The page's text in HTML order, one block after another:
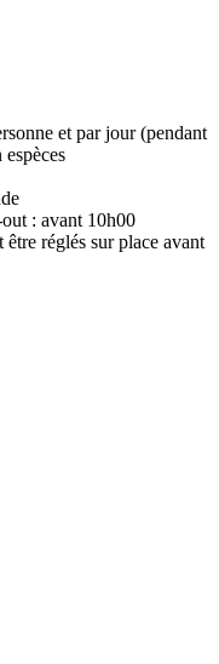
et par jour (pendant
: avant 10h00
réglés sur place avant